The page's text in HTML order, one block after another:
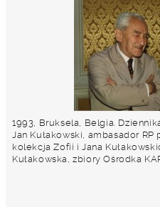
1993, Bruksela, Belgia.
Jan Kułakowski, ambasador
kolekcja Zofii i Jana
Kułakowska, zbiory Ośrodka